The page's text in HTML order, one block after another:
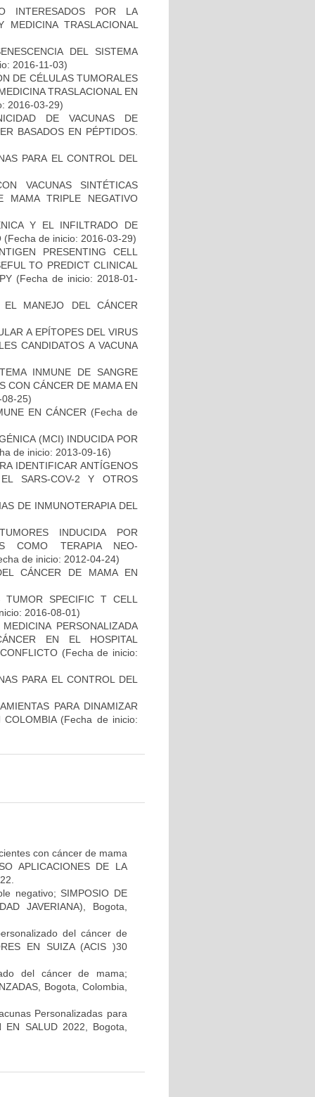
INTERESADOS POR LA
TRASLACIONAL
DEL SISTEMA
2016-11-03)
DE CÉLULAS TUMORALES
TRASLACIONAL EN
2016-03-29)
DE VACUNAS DE
BASADOS EN PÉPTIDOS.
PARA EL CONTROL DEL
VACUNAS SINTÉTICAS
MAMA TRIPLE NEGATIVO
Y EL INFILTRADO DE
(Fecha de inicio: 2016-03-29)
PRESENTING CELL
TO PREDICT CLINICAL
(Fecha de inicio: 2018-01-
EL MANEJO DEL CÁNCER
A EPÍTOPES DEL VIRUS
CANDIDATOS A VACUNA
INMUNE DE SANGRE
CON CÁNCER DE MAMA EN
25)
EN CÁNCER (Fecha de
(MCI) INDUCIDA POR
de inicio: 2013-09-16)
IDENTIFICAR ANTÍGENOS
SARS-COV-2 Y OTROS
DE INMUNOTERAPIA DEL
INDUCIDA POR
COMO TERAPIA NEO-
de inicio: 2012-04-24)
CÁNCER DE MAMA EN
TUMOR SPECIFIC T CELL
2016-08-01)
PERSONALIZADA
EN EL HOSPITAL
(Fecha de inicio:
PARA EL CONTROL DEL
PARA DINAMIZAR
COLOMBIA(Fecha de inicio:
con cáncer de mama
APLICACIONES DE LA
negativo; SIMPOSIO DE
JAVERIANA), Bogota,
del cáncer de
EN SUIZA (ACIS )30
del cáncer de mama;
Bogota, Colombia,
Personalizadas para
SALUD 2022, Bogota,